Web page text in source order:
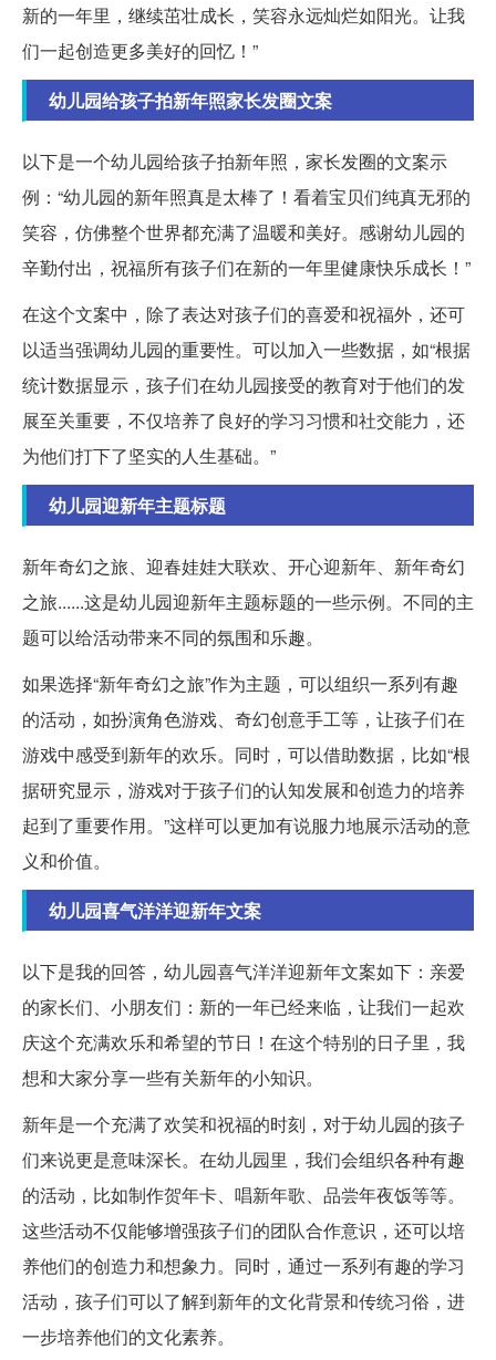
新的一年里，继续茁壮成长，笑容永远灿烂如阳光。让我
们一起创造更多美好的回忆！”
幼儿园给孩子拍新年照家长发圈文案
以下是一个幼儿园给孩子拍新年照，家长发圈的文案示
例：“幼儿园的新年照真是太棒了！看着宝贝们纯真无邪的
笑容，仿佛整个世界都充满了温暖和美好。感谢幼儿园的
辛勤付出，祝福所有孩子们在新的一年里健康快乐成长！”
在这个文案中，除了表达对孩子们的喜爱和祝福外，还可
以适当强调幼儿园的重要性。可以加入一些数据，如“根据
统计数据显示，孩子们在幼儿园接受的教育对于他们的发
展至关重要，不仅培养了良好的学习习惯和社交能力，还
为他们打下了坚实的人生基础。”
幼儿园迎新年主题标题
新年奇幻之旅、迎春娃娃大联欢、开心迎新年、新年奇幻
之旅......这是幼儿园迎新年主题标题的一些示例。不同的主
题可以给活动带来不同的氛围和乐趣。
如果选择“新年奇幻之旅”作为主题，可以组织一系列有趣
的活动，如扮演角色游戏、奇幻创意手工等，让孩子们在
游戏中感受到新年的欢乐。同时，可以借助数据，比如“根
据研究显示，游戏对于孩子们的认知发展和创造力的培养
起到了重要作用。”这样可以更加有说服力地展示活动的意
义和价值。
幼儿园喜气洋洋迎新年文案
以下是我的回答，幼儿园喜气洋洋迎新年文案如下：亲爱
的家长们、小朋友们：新的一年已经来临，让我们一起欢
庆这个充满欢乐和希望的节日！在这个特别的日子里，我
想和大家分享一些有关新年的小知识。
新年是一个充满了欢笑和祝福的时刻，对于幼儿园的孩子
们来说更是意味深长。在幼儿园里，我们会组织各种有趣
的活动，比如制作贺年卡、唱新年歌、品尝年夜饭等等。
这些活动不仅能够增强孩子们的团队合作意识，还可以培
养他们的创造力和想象力。同时，通过一系列有趣的学习
活动，孩子们可以了解到新年的文化背景和传统习俗，进
一步培养他们的文化素养。